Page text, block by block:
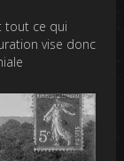
tout ce qui
vise donc